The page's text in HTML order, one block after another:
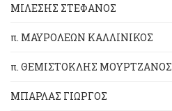
ΜΙΛΕΣΗΣ ΣΤΕΦΑΝΟΣ
π. ΜΑΥΡΟΛΕΩΝ ΚΑΛΛΙΝΙΚΟΣ
π. ΘΕΜΙΣΤΟΚΛΗΣ ΜΟΥΡΤΖΑΝΟΣ
ΜΠΑΡΛΑΣ ΓΙΩΡΓΟΣ